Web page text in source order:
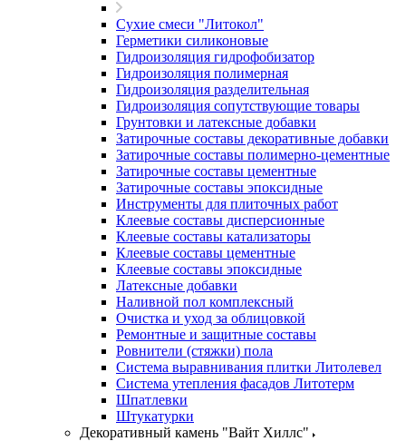
Сухие смеси "Литокол"
Герметики силиконовые
Гидроизоляция гидрофобизатор
Гидроизоляция полимерная
Гидроизоляция разделительная
Гидроизоляция сопутствующие товары
Грунтовки и латексные добавки
Затирочные составы декоративные добавки
Затирочные составы полимерно-цементные
Затирочные составы цементные
Затирочные составы эпоксидные
Инструменты для плиточных работ
Клеевые составы дисперсионные
Клеевые составы катализаторы
Клеевые составы цементные
Клеевые составы эпоксидные
Латексные добавки
Наливной пол комплексный
Очистка и уход за облицовкой
Ремонтные и защитные составы
Ровнители (стяжки) пола
Система выравнивания плитки Литолевел
Система утепления фасадов Литотерм
Шпатлевки
Штукатурки
Декоративный камень "Вайт Хиллс"